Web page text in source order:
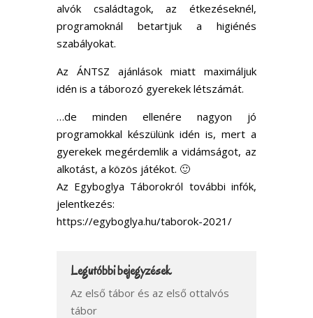
alvók családtagok, az étkezéseknél,
programoknál betartjuk a higiénés
szabályokat.
Az ÁNTSZ ajánlások miatt maximáljuk
idén is a táborozó gyerekek létszámát.
…de minden ellenére nagyon jó
programokkal készülünk idén is, mert a
gyerekek megérdemlik a vidámságot, az
alkotást, a közös játékot. 🙂
Az Egyboglya Táborokról további infók,
jelentkezés:
https://egyboglya.hu/taborok-2021/
Legutóbbi bejegyzések
Az első tábor és az első ottalvós
tábor